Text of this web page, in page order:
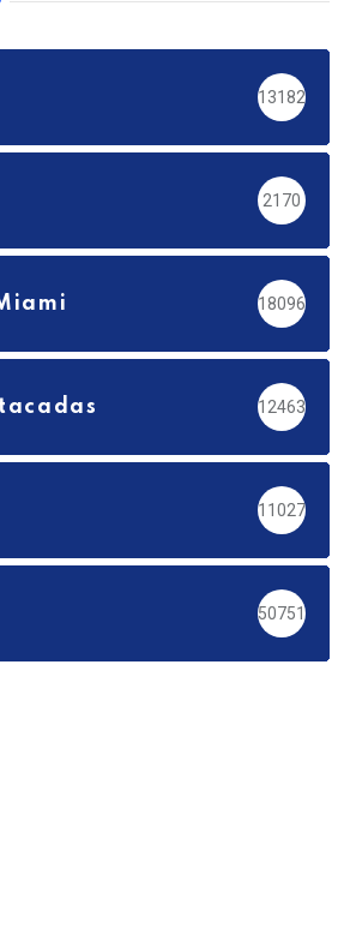
13182
2170
18096
12463
11027
50751